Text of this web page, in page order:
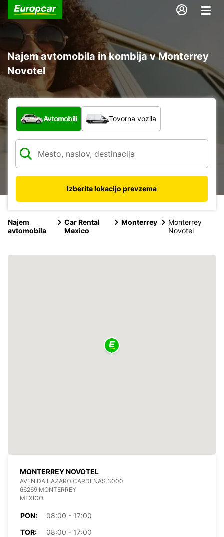
Najem avtomobila in kombija v Monterrey
Novotel
Katera vrsta vozila?
Avtomobili Tovorna vozila
Izberite lokacijo prevzema
Najem
avtomobila
Car Rental
Mexico
Monterrey
Monterrey
Novotel
MONTERREY NOVOTEL
AVENIDA LAZARO CARDENAS 3000
66269 MONTERREY
MEXICO
PON:
08:00 - 17:00
TOR:
08:00 - 17:00